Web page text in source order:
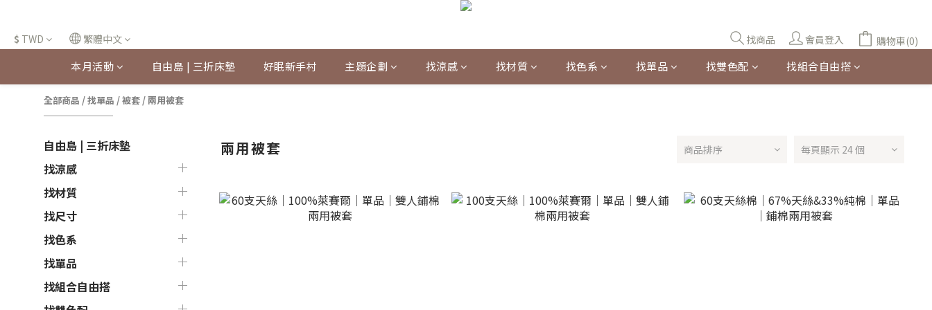
$ TWD 繁體中文 找商品 會員登入 購物車(0)
本月活動 自由島 | 三折床墊 好眠新手村 主題企劃 找涼感 找材質 找色系 找單品 找雙色配 找組合自由搭
全部商品 /找單品 /被套 /兩用被套
自由島 | 三折床墊
找涼感
找材質
找尺寸
找色系
找單品
找組合自由搭
兩用被套 商品排序 每頁顯示 24 個